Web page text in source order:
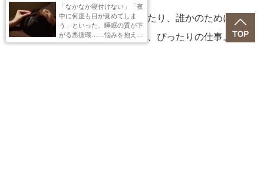
ライフセーバーは、海が好きだったり、誰かのために何か
活動したいという想いがある人に、ぴったりの仕事。そし
「なかなか寝付けない」「夜
中に何度も目が覚めてしま
う」といった、睡眠の質が下
がる悪循環……悩みを抱える
編集Fが、東京・八重洲にあ